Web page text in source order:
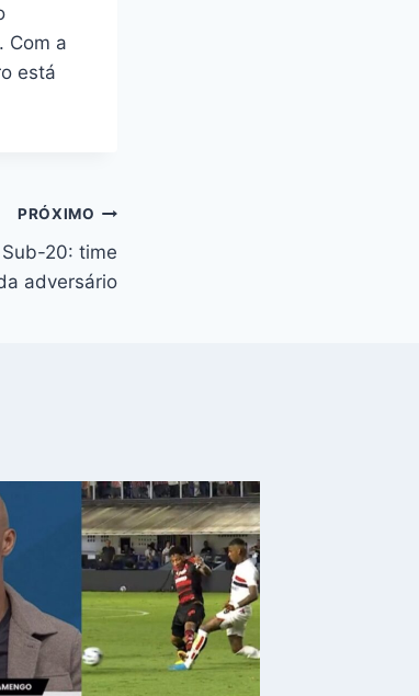
Com a
está
PRÓXIMO
20: time
adversário